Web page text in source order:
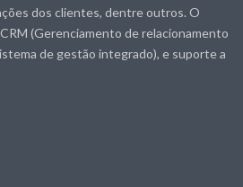
dos clientes, dentre outros. O
(Gerenciamento de relacionamento
de gestão integrado), e suporte a